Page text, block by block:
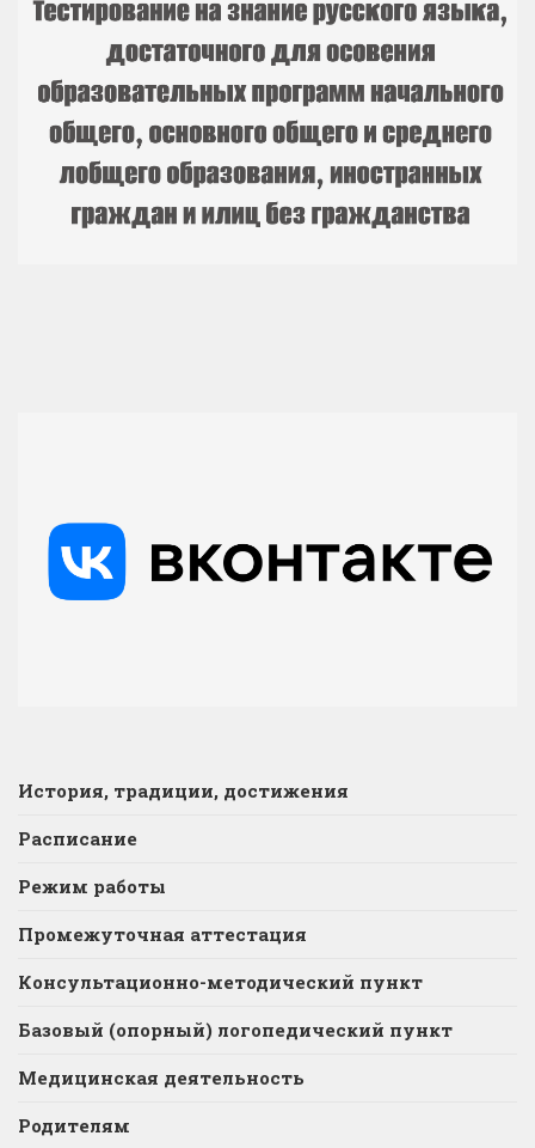
История, традиции, достижения
Расписание
Режим работы
Промежуточная аттестация
Консультационно-методический пункт
Базовый (опорный) логопедический пункт
Медицинская деятельность
Родителям